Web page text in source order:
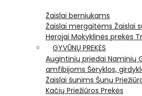
Žaislai berniukams
Žaislai mergaitėms Žaislai
Herojai Mokyklinės prekės
GYVŪNŲ PREKĖS
Augintinių priedai Naminių
amfibijoms Šėryklos,
Žaislai šunims Šunų
Kačių Priežiūros Prekės